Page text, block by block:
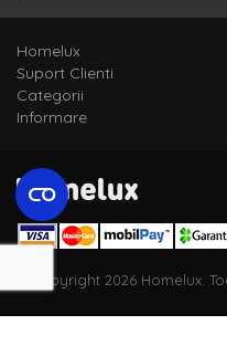
Homelux
Suport Clienti
Categorii
Informare
© Copyright 2026 Homelux.